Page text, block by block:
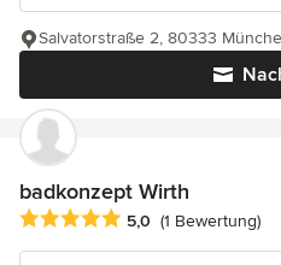
Salvatorstraße 2, 80333
badkonzept Wirth
Durchschnittliche Bewertung:
5,0 (1 Bewertung)